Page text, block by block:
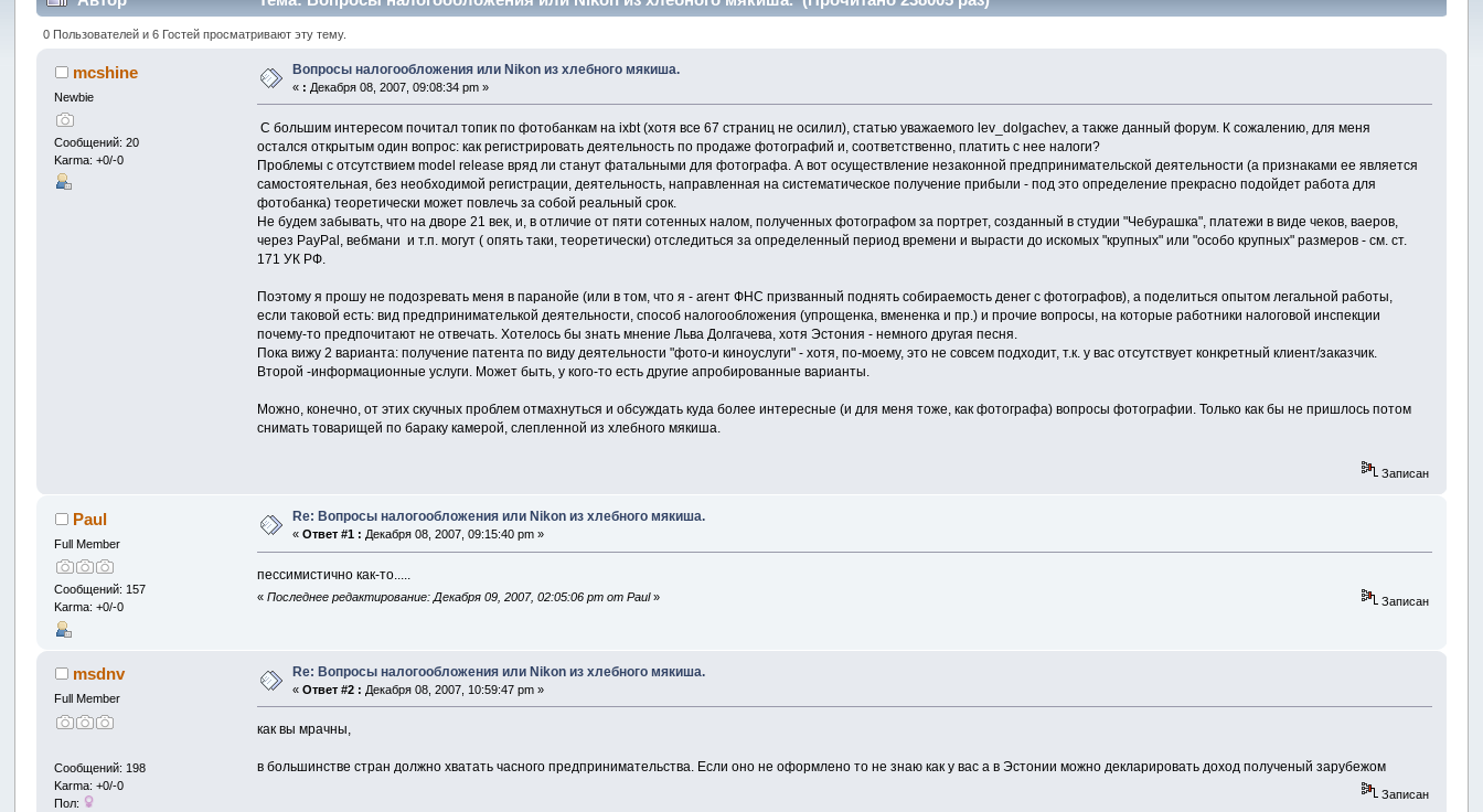
0 Пользователей и 6 Гостей просматривают эту тему.
mcshine
Newbie
Сообщений: 20
Karma: +0/-0
Вопросы налогообложения или Nikon из хлебного мякиша.
« : Декабря 08, 2007, 09:08:34 pm »
С большим интересом почитал топик по фотобанкам на ixbt (хотя все 67 страниц не осилил), статью уважаемого lev_dolgachev, а также данный форум. К сожалению, для меня
остался открытым один вопрос: как регистрировать деятельность по продаже фотографий и, соответственно, платить с нее налоги?
Проблемы с отсутствием model release вряд ли станут фатальными для фотографа. А вот осуществление незаконной предпринимательской деятельности (а признаками ее является
самостоятельная, без необходимой регистрации, деятельность, направленная на систематическое получение прибыли - под это определение прекрасно подойдет работа для
фотобанка) теоретически может повлечь за собой реальный срок.
Не будем забывать, что на дворе 21 век, и, в отличие от пяти сотенных налом, полученных фотографом за портрет, созданный в студии "Чебурашка", платежи в виде чеков, ваеров,
через PayPal, вебмани и т.п. могут ( опять таки, теоретически) отследиться за определенный период времени и вырасти до искомых "крупных" или "особо крупных" размеров - см. ст.
171 УК РФ.
Поэтому я прошу не подозревать меня в паранойе (или в том, что я - агент ФНС призванный поднять собираемость денег с фотографов), а поделиться опытом легальной работы,
если таковой есть: вид предпринимателькой деятельности, способ налогообложения (упрощенка, вмененка и пр.) и прочие вопросы, на которые работники налоговой инспекции
почему-то предпочитают не отвечать. Хотелось бы знать мнение Льва Долгачева, хотя Эстония - немного другая песня.
Пока вижу 2 варианта: получение патента по виду деятельности "фото-и киноуслуги" - хотя, по-моему, это не совсем подходит, т.к. у вас отсутствует конкретный клиент/заказчик.
Второй -информационные услуги. Может быть, у кого-то есть другие апробированные варианты.
Можно, конечно, от этих скучных проблем отмахнуться и обсуждать куда более интересные (и для меня тоже, как фотографа) вопросы фотографии. Только как бы не пришлось потом
снимать товарищей по бараку камерой, слепленной из хлебного мякиша.
Записан
Paul
Full Member
Сообщений: 157
Karma: +0/-0
Re: Вопросы налогообложения или Nikon из хлебного мякиша.
«Ответ #1 : Декабря 08, 2007, 09:15:40 pm »
пессимистично как-то.....
«Последнее редактирование: Декабря 09, 2007, 02:05:06 pm от Paul» Записан
msdnv
Full Member
Сообщений: 198
Karma: +0/-0
Пол:
Re: Вопросы налогообложения или Nikon из хлебного мякиша.
«Ответ #2 : Декабря 08, 2007, 10:59:47 pm »
как вы мрачны,
в большинстве стран должно хватать часного предпринимательства. Если оно не оформлено то не знаю как у вас а в Эстонии можно декларировать доход полученый зарубежом
Записан